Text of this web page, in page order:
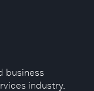
business
industry.